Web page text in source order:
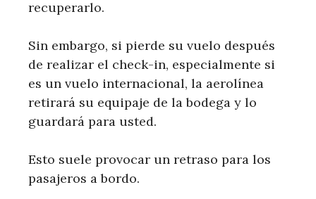
recuperarlo.
Sin embargo, si pierde su vuelo después
de realizar el check-in, especialmente si
es un vuelo internacional, la aerolínea
retirará su equipaje de la bodega y lo
guardará para usted.
Esto suele provocar un retraso para los
pasajeros a bordo.